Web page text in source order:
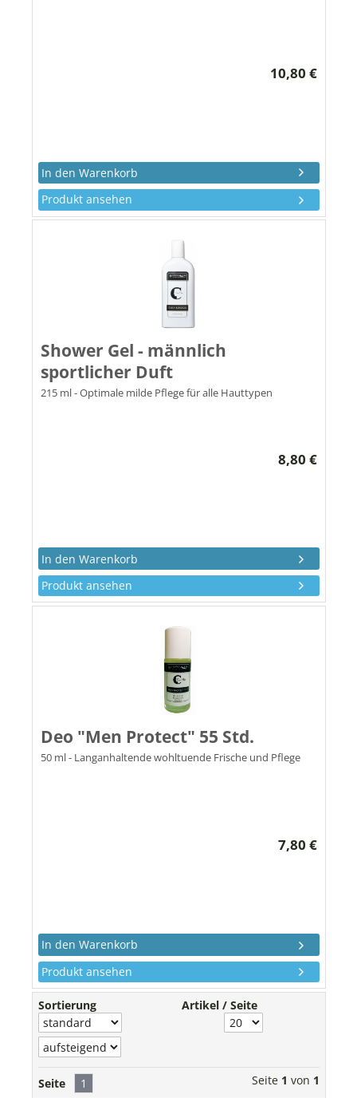
10,80 €
Produkt ansehen
Shower Gel - männlich
sportlicher Duft
215 ml - Optimale milde Pflege für alle Hauttypen
8,80 €
Produkt ansehen
Deo "Men Protect" 55 Std.
50 ml - Langanhaltende wohltuende Frische und Pflege
7,80 €
Produkt ansehen
Sortierung Artikel / Seite
Seite 1 Seite 1 von 1